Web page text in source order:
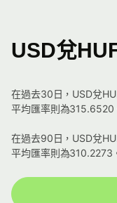
USD兌
在過去30日，USD兌
平均匯率則為315.6520
在過去90日，USD兌
平均匯率則為310.2273